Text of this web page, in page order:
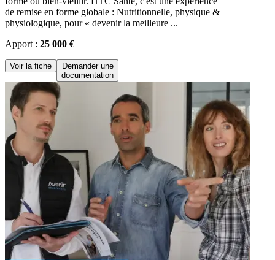
de remise en forme globale : Nutritionnelle, physique &
physiologique, pour « devenir la meilleure ...
Apport : 25 000 €
Voir la fiche
Demander une
documentation